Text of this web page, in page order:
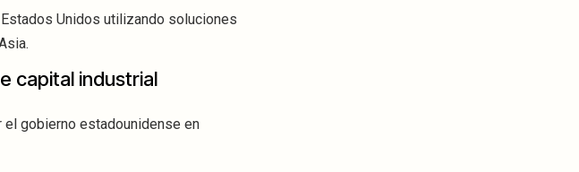
Unidos utilizando soluciones
capital industrial
gobierno estadounidense en